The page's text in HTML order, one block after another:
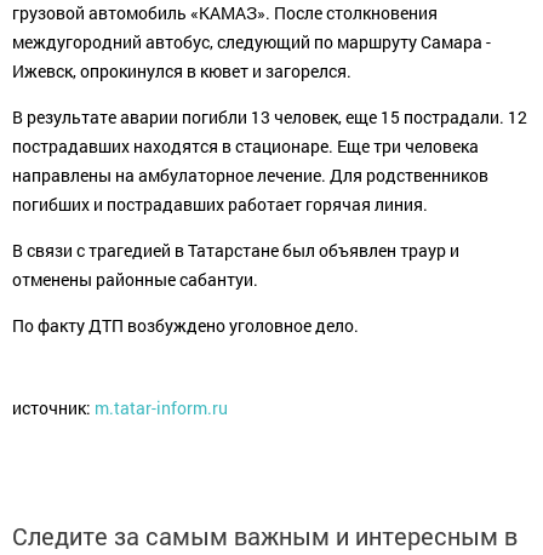
грузовой автомобиль «КАМАЗ». После столкновения
междугородний автобус, следующий по маршруту Самара -
Ижевск, опрокинулся в кювет и загорелся.
В результате аварии погибли 13 человек, еще 15 пострадали. 12
пострадавших находятся в стационаре. Еще три человека
направлены на амбулаторное лечение. Для родственников
погибших и пострадавших работает горячая линия.
В связи с трагедией в Татарстане был объявлен траур и
отменены районные сабантуи.
По факту ДТП возбуждено уголовное дело.
источник: m.tatar-inform.ru
Следите за самым важным и интересным в